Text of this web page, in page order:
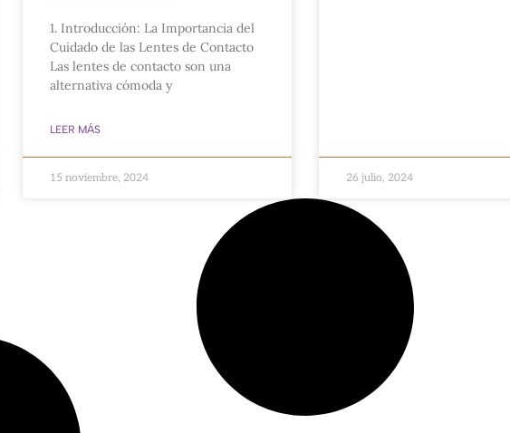
1. Introducción: La Importancia del
Cuidado de las Lentes de Contacto
Las lentes de contacto son una
alternativa cómoda y
LEER MÁS
15 noviembre, 2024 26 julio, 2024